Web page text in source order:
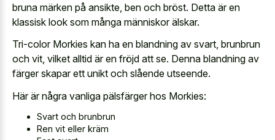
bruna märken på ansikte, ben och bröst. Detta är en
klassisk look som många människor älskar.
Tri-color Morkies kan ha en blandning av svart, brunbrun
och vit, vilket alltid är en fröjd att se. Denna blandning av
färger skapar ett unikt och slående utseende.
Här är några vanliga pälsfärger hos Morkies:
Svart och brunbrun
Ren vit eller kräm